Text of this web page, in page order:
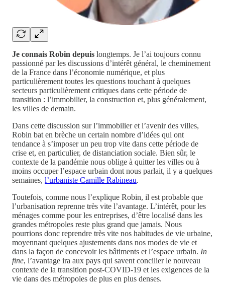
Je connais Robin depuis longtemps. Je l’ai toujours connu
passionné par les discussions d’intérêt général, le cheminement
de la France dans l’économie numérique, et plus
particulièrement toutes les questions touchant à quelques
secteurs particulièrement critiques dans cette période de
transition : l’immobilier, la construction et, plus généralement,
les villes de demain.
Dans cette discussion sur l’immobilier et l’avenir des villes,
Robin bat en brèche un certain nombre d’idées qui ont
tendance à s’imposer un peu trop vite dans cette période de
crise et, en particulier, de distanciation sociale. Bien sûr, le
contexte de la pandémie nous oblige à quitter les villes ou à
moins occuper l’espace urbain dont nous parlait, il y a quelques
semaines, l’urbaniste Camille Rabineau.
Toutefois, comme nous l’explique Robin, il est probable que
l’urbanisation reprenne très vite l’avantage. L’intérêt, pour les
ménages comme pour les entreprises, d’être localisé dans les
grandes métropoles reste plus grand que jamais. Nous
pourrions donc reprendre très vite nos habitudes de vie urbaine,
moyennant quelques ajustements dans nos modes de vie et
dans la façon de concevoir les bâtiments et l’espace urbain. In
fine, l’avantage ira aux pays qui savent concilier le nouveau
contexte de la transition post-COVID-19 et les exigences de la
vie dans des métropoles de plus en plus denses.